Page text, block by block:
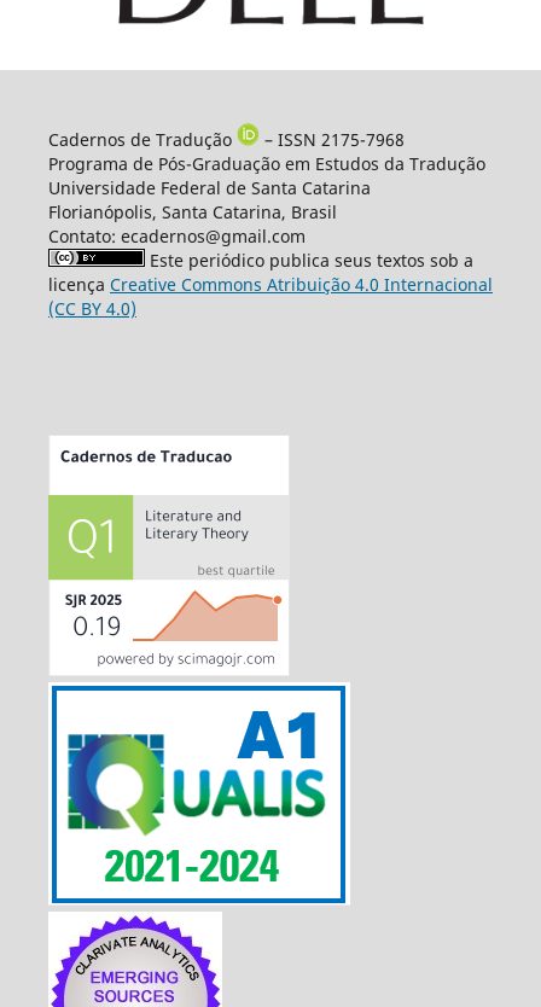
Cadernos de Tradução
– ISSN 2175-7968
Programa de Pós-Graduação em Estudos da Tradução
Universidade Federal de Santa Catarina
Florianópolis, Santa Catarina, Brasil
Contato: ecadernos@gmail.com
Este periódico publica seus textos sob a
licença Creative Commons Atribuição 4.0 Internacional
(CC BY 4.0)